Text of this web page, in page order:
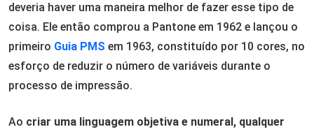
deveria haver uma maneira melhor de fazer esse tipo de
coisa. Ele então comprou a Pantone em 1962 e lançou o
primeiro Guia PMS em 1963, constituído por 10 cores, no
esforço de reduzir o número de variáveis durante o
processo de impressão.
Ao criar uma linguagem objetiva e numeral, qualquer